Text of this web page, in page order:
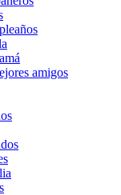
amigos